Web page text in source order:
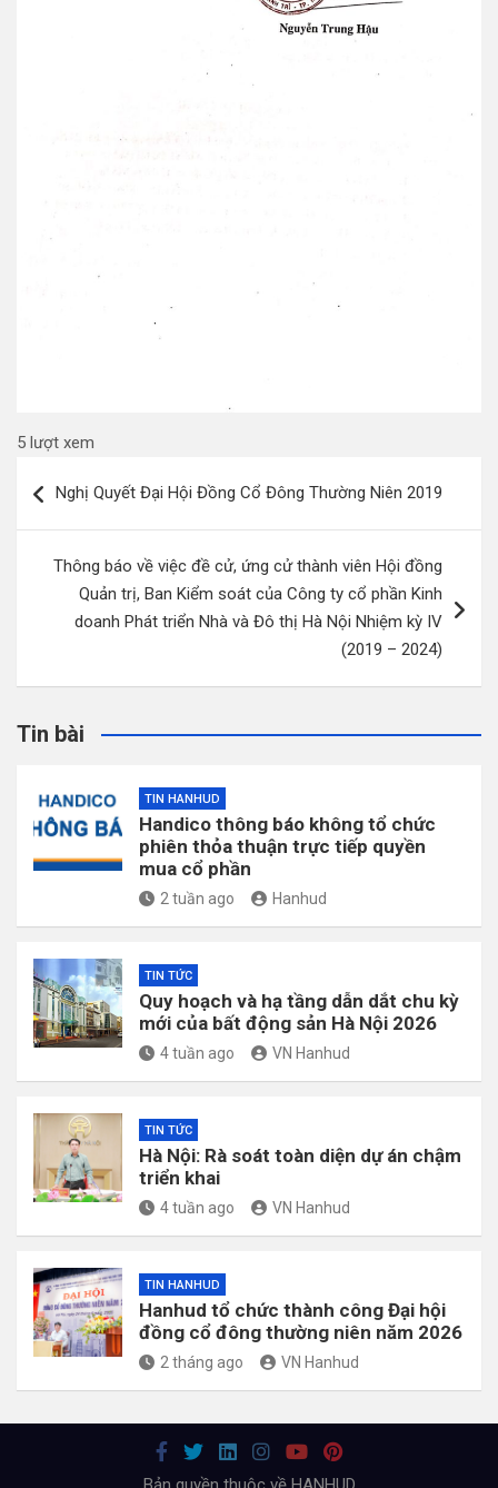
5 lượt xem
hướng
viết
Nghị Quyết Đại Hội Đồng Cổ Đông Thường Niên 2019
Thông báo về việc đề cử, ứng cử thành viên Hội đồng
Quản trị, Ban Kiểm soát của Công ty cổ phần Kinh
doanh Phát triển Nhà và Đô thị Hà Nội Nhiệm kỳ IV
(2019 – 2024)
Tin bài
TIN HANHUD
Handico thông báo không tổ chức
phiên thỏa thuận trực tiếp quyền
mua cổ phần
2 tuần ago Hanhud
TIN TỨC
Quy hoạch và hạ tầng dẫn dắt chu kỳ
mới của bất động sản Hà Nội 2026
4 tuần ago VN Hanhud
TIN TỨC
Hà Nội: Rà soát toàn diện dự án chậm
triển khai
4 tuần ago VN Hanhud
TIN HANHUD
Hanhud tổ chức thành công Đại hội
đồng cổ đông thường niên năm 2026
2 tháng ago VN Hanhud